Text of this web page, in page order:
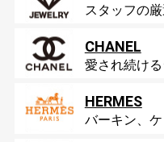
スタッフの
CHANEL
愛され続け
HERMES
バーキン、